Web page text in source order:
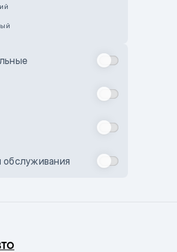
металлик
обслуживания